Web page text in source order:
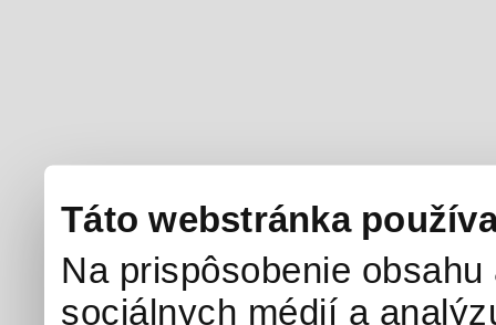
Táto webstránka
Na prispôsobenie
sociálnych médií a